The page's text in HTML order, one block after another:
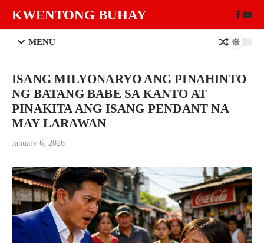
KWENTONG BUHAY
MENU
ISANG MILYONARYO ANG PINAHINTO
NG BATANG BABE SA KANTO AT
PINAKITA ANG ISANG PENDANT NA
MAY LARAWAN
January 6, 2026